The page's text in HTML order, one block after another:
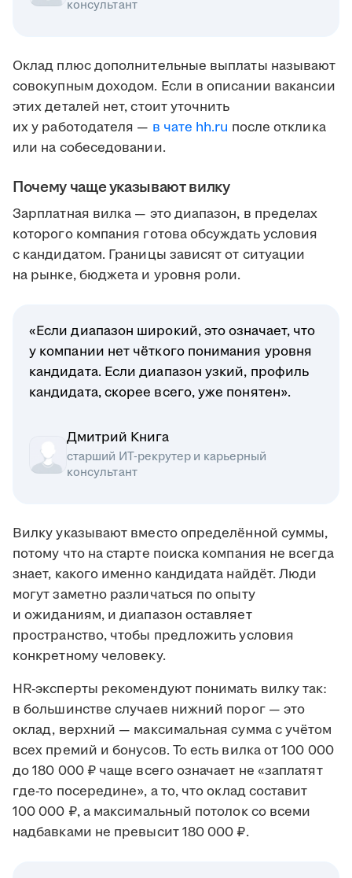
консультант
Оклад плюс дополнительные выплаты называют
совокупным доходом. Если в описании вакансии
этих деталей нет, стоит уточнить
их у работодателя — в чате hh.ru после отклика
или на собеседовании.
Почему чаще указывают вилку
Зарплатная вилка — это диапазон, в пределах
которого компания готова обсуждать условия
с кандидатом. Границы зависят от ситуации
на рынке, бюджета и уровня роли.
«Если диапазон широкий, это означает, что
у компании нет чёткого понимания уровня
кандидата. Если диапазон узкий, профиль
кандидата, скорее всего, уже понятен».
Дмитрий Книга
старший ИТ-рекрутер и карьерный
консультант
Вилку указывают вместо определённой суммы,
потому что на старте поиска компания не всегда
знает, какого именно кандидата найдёт. Люди
могут заметно различаться по опыту
и ожиданиям, и диапазон оставляет
пространство, чтобы предложить условия
конкретному человеку.
HR-эксперты рекомендуют понимать вилку так:
в большинстве случаев нижний порог — это
оклад, верхний — максимальная сумма с учётом
всех премий и бонусов. То есть вилка от 100 000
до 180 000 ₽ чаще всего означает не «заплатят
где-то посередине», а то, что оклад составит
100 000 ₽, а максимальный потолок со всеми
надбавками не превысит 180 000 ₽.